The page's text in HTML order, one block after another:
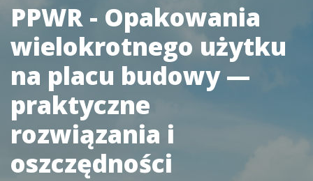
PPWR - Opakowania
wielokrotnego użytku
na placu budowy —
praktyczne
rozwiązania i
oszczędności